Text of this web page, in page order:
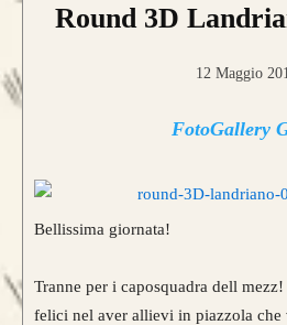
Round 3D
12 Maggio
FotoGallery
Bellissima giornata!
Tranne per i caposquadra dell
felici nel aver allievi in piazzola che